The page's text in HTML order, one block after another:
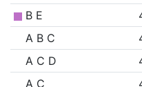
B E
A B C
A C D
A C